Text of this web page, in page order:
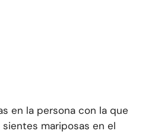
en la persona con la que
mariposas en el